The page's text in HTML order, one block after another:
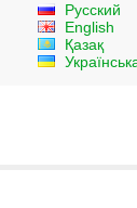
Русский
English
Қазақ